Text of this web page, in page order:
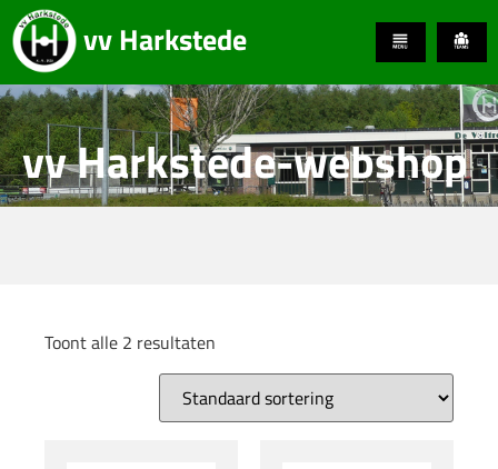
vv Harkstede
vv Harkstede-webshop
Toont alle 2 resultaten